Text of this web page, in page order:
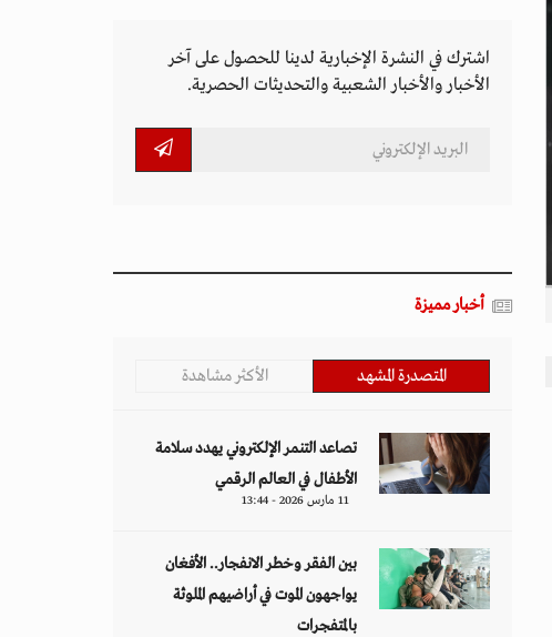
اشترك في النشرة الإخبارية لدينا للحصول على آخر
الأخبار والأخبار الشعبية والتحديثات الحصرية.
أخبار مميزة
المتصدرة المشهد الأكثر مشاهدة
تصاعد التنمر الإلكتروني يهدد سلامة
الأطفال في العالم الرقمي
11 مارس 2026 - 13:44
بين الفقر وخطر الانفجار.. الأفغان
يواجهون الموت في أراضيهم الملوثة
بالمتفجرات